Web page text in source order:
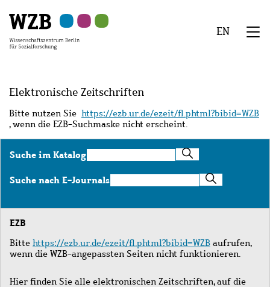
Hauptinhalt
springen
Navigation
springen
Suche
springen
Sekundärnavigation
springen
Fußzeile
springen
EN
Elektronische Zeitschriften
Bitte nutzen Sie https://ezb.ur.de/ezeit/fl.phtml?bibid=WZB
, wenn die EZB-Suchmaske nicht erscheint.
Suche im KatalogSuche
im
Katalog
Suche nach E-JournalsSuche
nach
Journals
EZB
Bitte https://ezb.ur.de/ezeit/fl.phtml?bibid=WZB aufrufen,
wenn die WZB-angepassten Seiten nicht funktionieren.
Hier finden Sie alle elektronischen Zeitschriften, auf die